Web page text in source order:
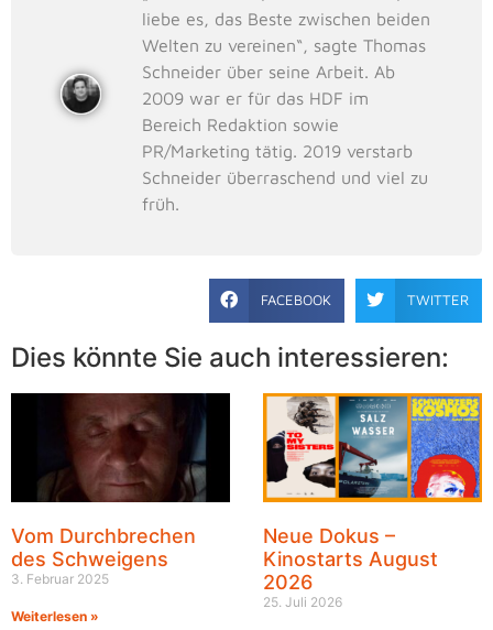
liebe es, das Beste zwischen beiden
Welten zu vereinen“, sagte Thomas
Schneider über seine Arbeit. Ab
2009 war er für das HDF im
Bereich Redaktion sowie
PR/Marketing tätig. 2019 verstarb
Schneider überraschend und viel zu
früh.
FACEBOOK TWITTER
Dies könnte Sie auch interessieren:
Vom Durchbrechen
des Schweigens
3. Februar 2025
Weiterlesen »
Neue Dokus –
Kinostarts August
2026
25. Juli 2026